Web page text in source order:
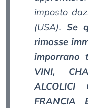
imposto
(USA). Se
rimosse
VINI,
ALCOLICI
FRANCIA